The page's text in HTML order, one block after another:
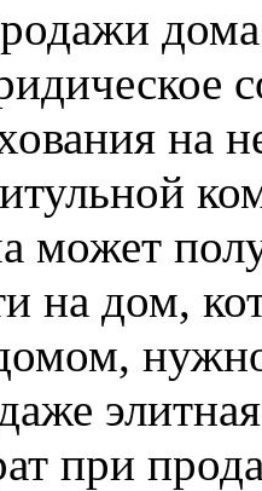
на
может
на дом,
при